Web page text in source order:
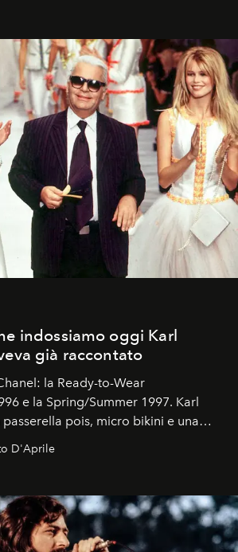
indossiamo oggi Karl
già raccontato
la Ready-to-Wear
e la Spring/Summer 1997. Karl
pois, micro bikini e una
una dietro l'altra. Trent'anni dopo,
più contemporanei che abbiamo.
D'Aprile